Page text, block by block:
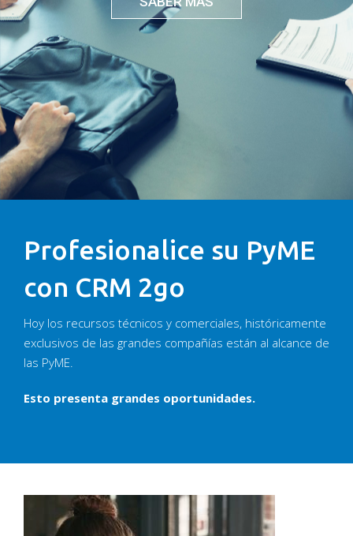
Profesionalice su PyME
con CRM 2go
Hoy los recursos técnicos y comerciales, históricamente
exclusivos de las grandes compañías están al alcance de
las PyME.
Esto presenta grandes oportunidades.